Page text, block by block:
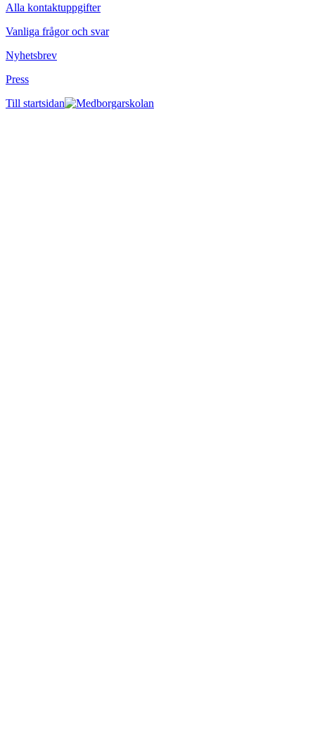
Alla kontaktuppgifter
Vanliga frågor och svar
Nyhetsbrev
Press
Till startsidan